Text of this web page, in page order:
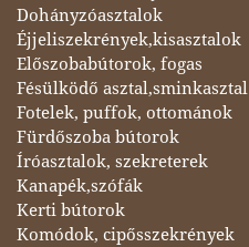
Dohányzóasztalok
Éjjeliszekrények,kisasztalok
Előszobabútorok, fogas
Fésülködő asztal,sminkasztal
Fotelek, puffok, ottománok
Fürdőszoba bútorok
Íróasztalok, szekreterek
Kanapék,szófák
Kerti bútorok
Komódok, cipősszekrények